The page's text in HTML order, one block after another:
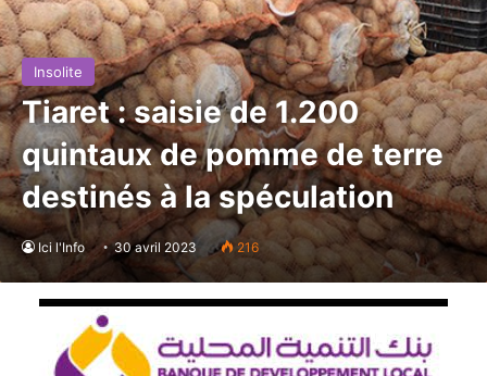
Insolite
Tiaret : saisie de 1.200
quintaux de pomme de terre
destinés à la spéculation
Ici l'Info 30 avril 2023 216